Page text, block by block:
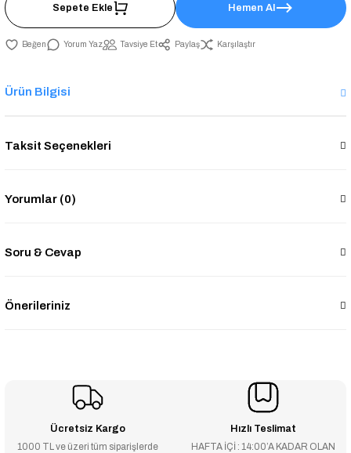
Sepete Ekle Hemen Al
Yorum Yaz Tavsiye Et Paylaş Karşılaştır
Ürün Bilgisi
Taksit Seçenekleri
Yorumlar (0)
Soru & Cevap
Önerileriniz
Ücretsiz Kargo
1000 TL ve üzeri tüm siparişlerde
Hızlı Teslimat
HAFTA İÇİ : 14:00’A KADAR OLAN